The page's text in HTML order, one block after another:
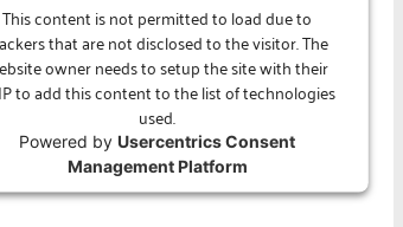
This content is not permitted to load due to
that are not disclosed to the visitor. The
owner needs to setup the site with their
to add this content to the list of technologies
used.
Powered byUsercentrics Consent
Management Platform